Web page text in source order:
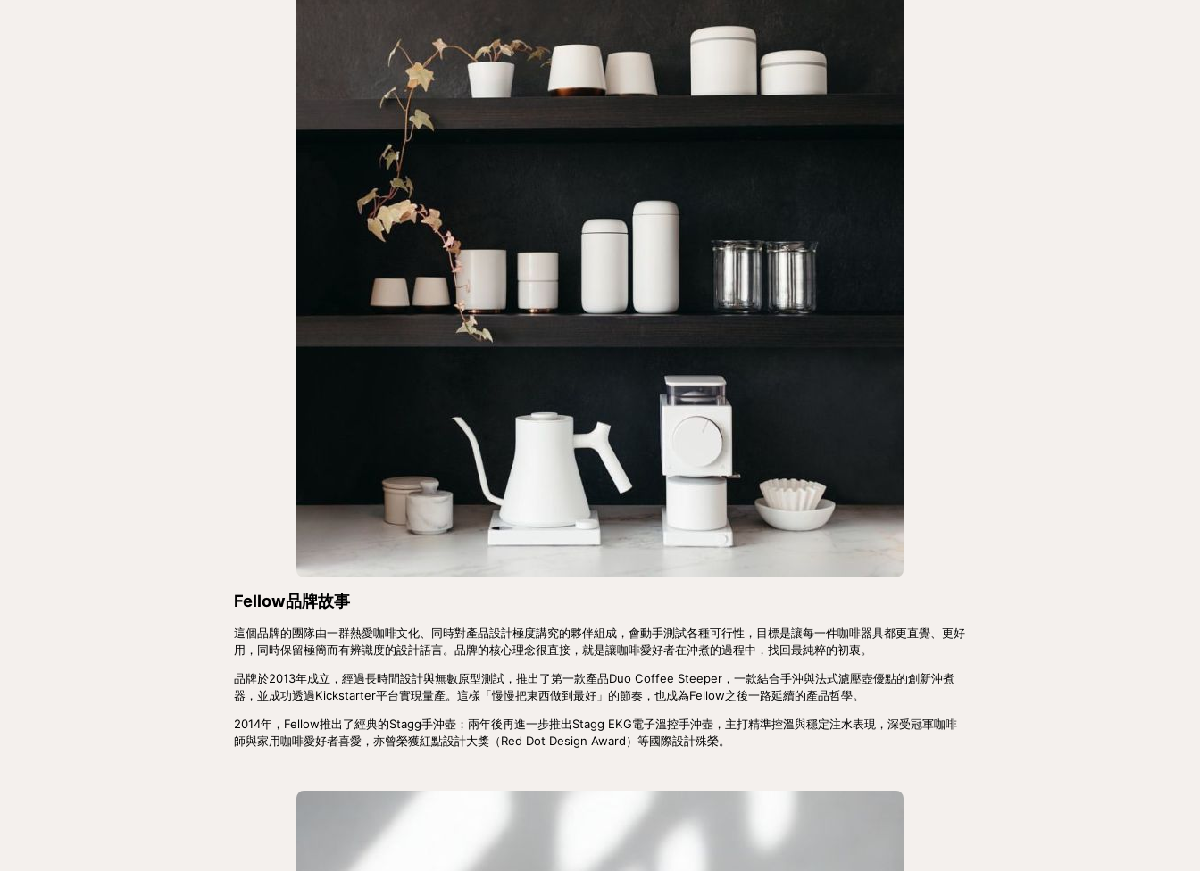
Fellow品牌故事
這個品牌的團隊由一群熱愛咖啡文化、同時對產品設計極度講究的夥伴組成，會動手測試各種可行性，目標是讓每一件咖啡器具都更直覺、更好
用，同時保留極簡而有辨識度的設計語言。品牌的核心理念很直接，就是讓咖啡愛好者在沖煮的過程中，找回最純粹的初衷。
品牌於2013年成立，經過長時間設計與無數原型測試，推出了第一款產品Duo Coffee Steeper，一款結合手沖與法式濾壓壺優點的創新沖煮
器，並成功透過Kickstarter平台實現量產。這樣「慢慢把東西做到最好」的節奏，也成為Fellow之後一路延續的產品哲學。
2014年，Fellow推出了經典的Stagg手沖壺；兩年後再進一步推出Stagg EKG電子溫控手沖壺，主打精準控溫與穩定注水表現，深受冠軍咖啡
師與家用咖啡愛好者喜愛，亦曾榮獲紅點設計大獎（Red Dot Design Award）等國際設計殊榮。